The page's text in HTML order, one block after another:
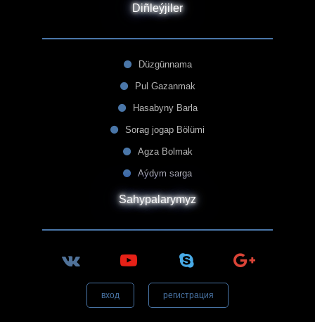
Diñleýjiler
Düzgünnama
Pul Gazanmak
Hasabyny Barla
Sorag jogap Bölümi
Agza Bolmak
Aýdym sarga
Sahypalarymyz
вход регистрация